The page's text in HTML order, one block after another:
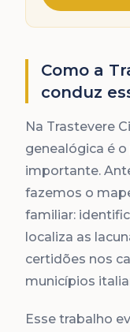
Como a
conduz
Na Trastevere
genealógica é
importante.
fazemos o
familiar:
localiza as
certidões nos
municípios
Esse trabalho